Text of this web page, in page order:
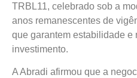
TRBL11, celebrado sob a
anos remanescentes de
que garantem estabilidade e
investimento.
A Abradi afirmou que a